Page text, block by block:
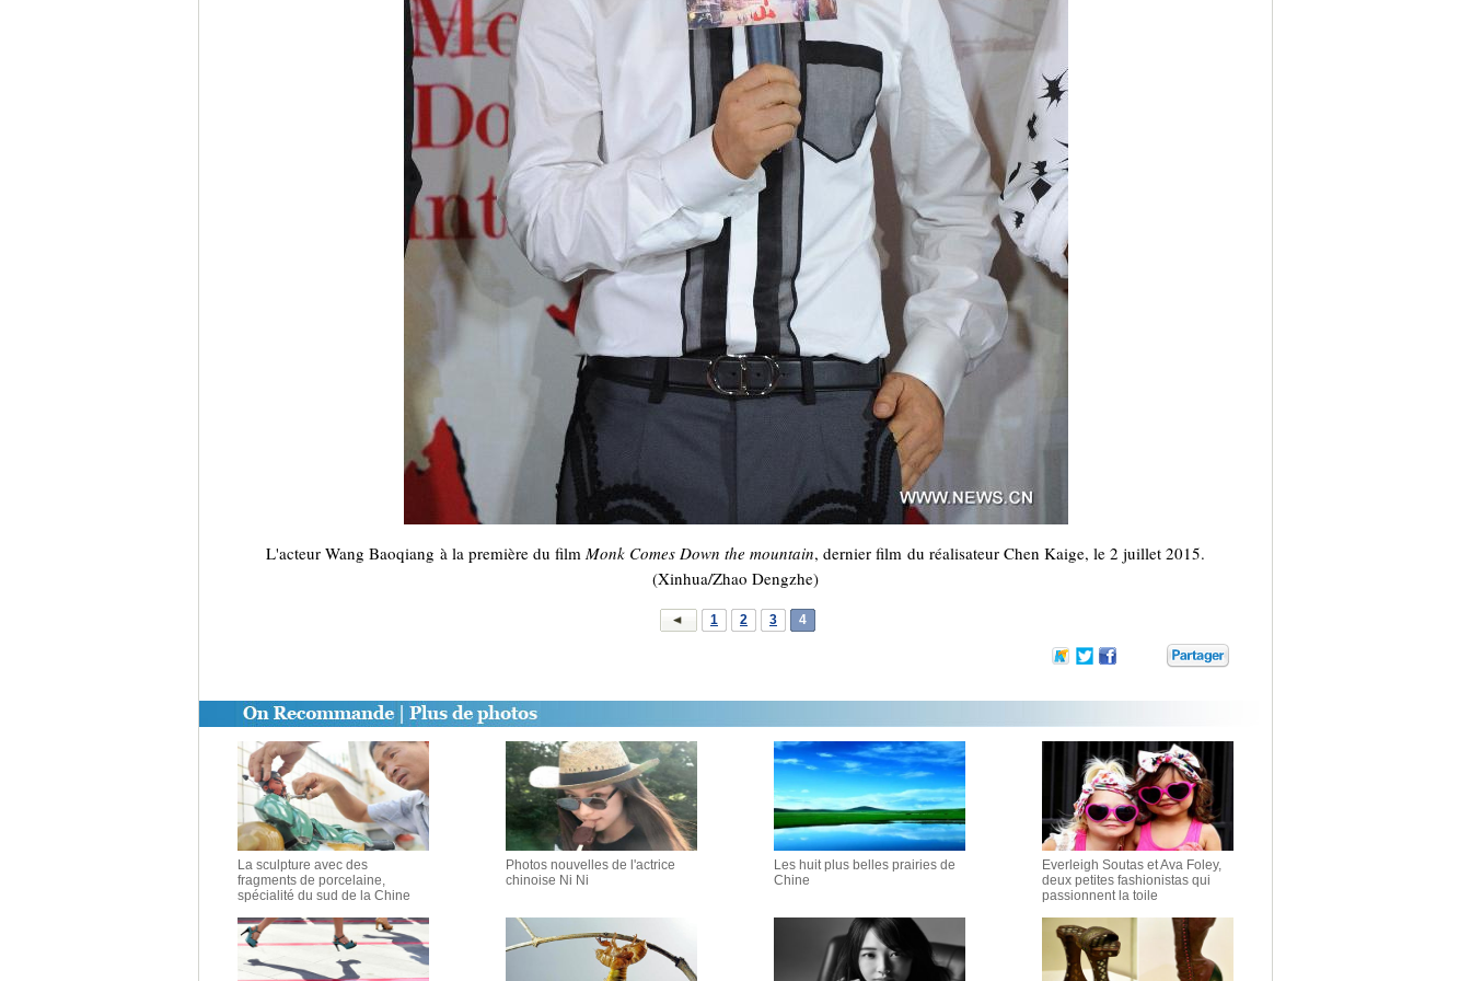
L'acteur Wang Baoqiang à la première du film Monk Comes Down the mountain, dernier film du réalisateur Chen Kaige, le 2 juillet 2015.
(Xinhua/Zhao Dengzhe)
1 2 3 4
La sculpture avec des
fragments de porcelaine,
spécialité du sud de la Chine
Photos nouvelles de l'actrice
chinoise Ni Ni
Les huit plus belles prairies de
Chine
Everleigh Soutas et Ava Foley,
deux petites fashionistas qui
passionnent la toile